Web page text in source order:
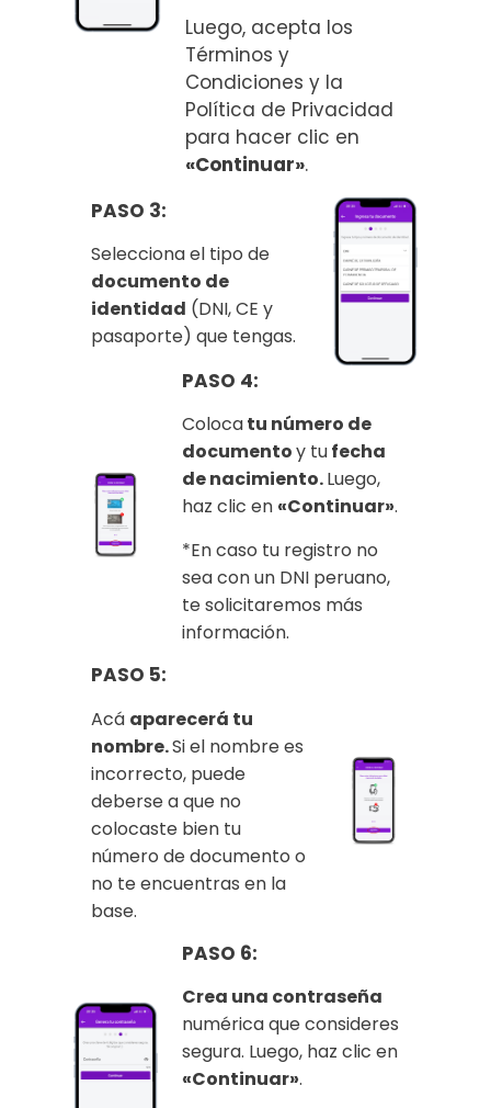
Luego, acepta los
Términos y
Condiciones y la
Política de Privacidad
para hacer clic en
«Continuar».
PASO 3:
Selecciona el tipo de
documento de
identidad (DNI, CE y
pasaporte) que tengas.
PASO 4:
Colocatu número de
documentoy tufecha
de nacimiento.Luego,
haz clic en «Continuar».
*En caso tu registro no
sea con un DNI peruano,
te solicitaremos más
información.
PASO 5:
Acá aparecerá tu
nombre.Si el nombre es
incorrecto, puede
deberse a que no
colocaste bien tu
número de documento o
no te encuentras en la
base.
PASO 6:
Crea una contraseña
numérica que consideres
segura. Luego, haz clic en
«Continuar».